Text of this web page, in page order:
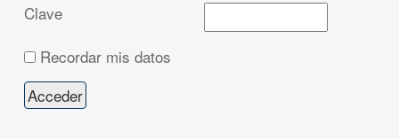
Clave
Recordar mis datos